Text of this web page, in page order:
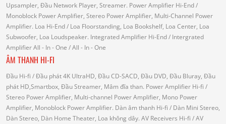
Upsampler, Đầu Network Player, Streamer. Power Amplifier Hi-End/
Monoblock Power Amplifier, Stereo Power Amplifier, Multi-Channel Power
Amplifier. Loa Hi-End/ Loa Floorstanding, Loa Bookshelf, Loa Center, Loa
Subwoofer, Loa Loudspeaker. Integrated Amplifier Hi-End/ Intergrated
AmplifierAll - In - One / All - In - One
ÂM THANH HI-FI
Đầu Hi-fi / Đầu phát 4K UltraHD, Đầu CD-SACD, Đầu DVD, Đầu Bluray, Đầu
phát HD,Smartbox, Đầu Streamer, Mâm đĩa than. Power Amplifier Hi-fi /
Stereo Power Amplifier, Multi-channel Power Amplifier, Mono Power
Amplifier, Monoblock Power Amplifier. Dàn âm thanh Hi-fi / Dàn Mini Stereo,
Dàn Stereo, Dàn Home Theater, Loa không dây. AV Receivers Hi-fi / AV